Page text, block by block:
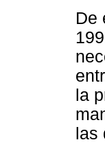
De
la
las